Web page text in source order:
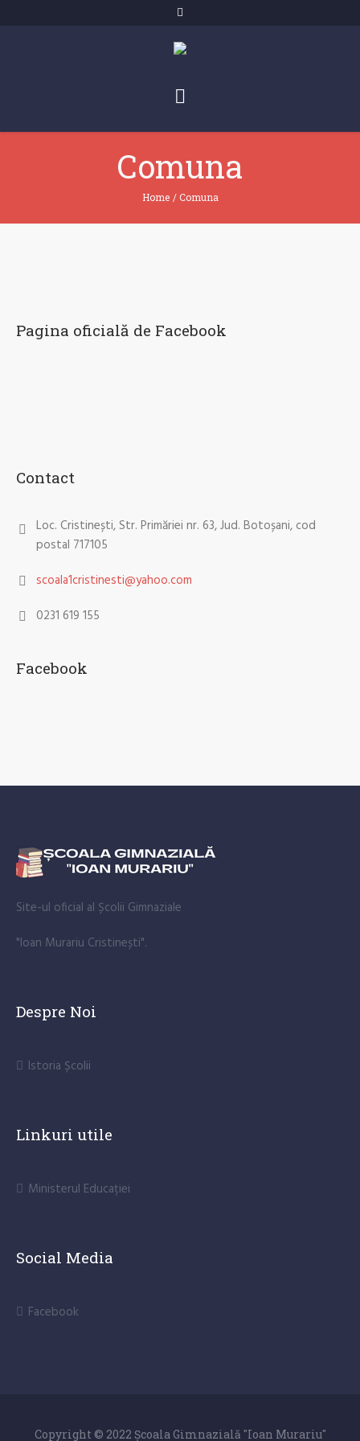
Comuna
Home /Comuna
Pagina oficială de Facebook
Contact
Loc. Cristinești, Str. Primăriei nr. 63, Jud. Botoșani, cod
postal 717105
scoala1cristinesti@yahoo.com
0231 619 155
Facebook
Site-ul oficial al Școlii Gimnaziale
"Ioan Murariu Cristinești".
Despre Noi
Istoria Școlii
Linkuri utile
Ministerul Educației
Social Media
Facebook
Copyright © 2022 Școala Gimnazială "Ioan Murariu"